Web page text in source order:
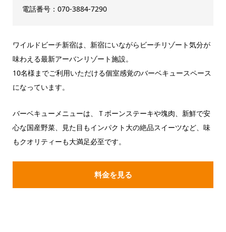
電話番号：070-3884-7290
ワイルドビーチ新宿は、新宿にいながらビーチリゾート気分が
味わえる最新アーバンリゾート施設。
10名様までご利用いただける個室感覚のバーベキュースペース
になっています。
バーベキューメニューは、Ｔボーンステーキや塊肉、新鮮で安
心な国産野菜、見た目もインパクト大の絶品スイーツなど、味
もクオリティーも大満足必至です。
料金を見る